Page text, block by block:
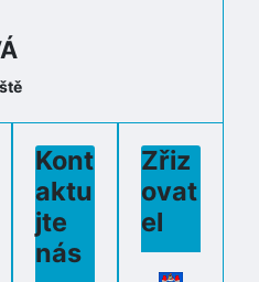
Kont
aktu
jte
nás
Zřiz
ovat
el